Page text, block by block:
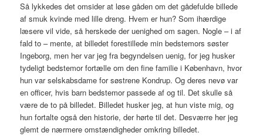
Så lykkedes det omsider at løse gåden om det gådefulde billede
af smuk kvinde med lille dreng. Hvem er hun? Som ihærdige
læsere vil vide, så herskede der uenighed om sagen. Nogle – i af
fald to – mente, at billedet forestillede min bedstemors søster
Ingeborg, men her var jeg fra begyndelsen uenig, for jeg husker
tydeligt bedstemor fortælle om den fine familie i København, hvor
hun var selskabsdame for søstrene Kondrup. Og deres nevø var
en officer, hvis barn bedstemor passede af og til. Det skulle så
være de to på billedet. Billedet husker jeg, at hun viste mig, og
hun fortalte også den historie, der hørte til det. Desværre her jeg
glemt de nærmere omstændigheder omkring billedet.